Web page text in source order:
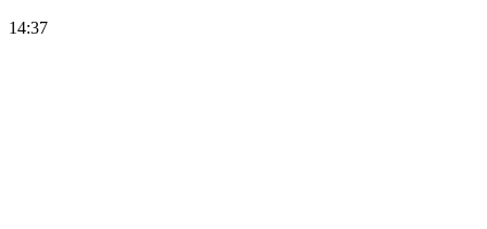
14:37